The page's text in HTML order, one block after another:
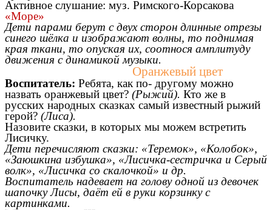
Активное слушание: муз. Римского-Корсакова
«Море»
Дети парами берут с двух сторон длинные отрезы
синего шёлка и изображают волны, то поднимая
края ткани, то опуская их, соотнося амплитуду
движения с динамикой музыки.
Оранжевый цвет
Воспитатель: Ребята, как по- другому можно
назвать оранжевый цвет? (Рыжий). Кто же в
русских народных сказках самый известный рыжий
герой? (Лиса).
Назовите сказки, в которых мы можем встретить
Лисичку.
Дети перечисляют сказки: «Теремок», «Колобок»,
«Заюшкина избушка», «Лисичка-сестричка и Серый
волк», «Лисичка со скалочкой» и др.
Воспитатель надевает на голову одной из девочек
шапочку Лисы, даёт ей в руки корзинку с
картинками.